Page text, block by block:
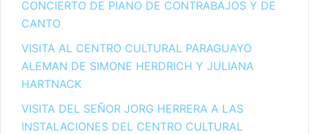
CONCIERTO DE PIANO DE CONTRABAJOS Y DE
CANTO
VISITA AL CENTRO CULTURAL PARAGUAYO
ALEMAN DE SIMONE HERDRICH Y JULIANA
HARTNACK
VISITA DEL SEÑOR JORG HERRERA A LAS
INSTALACIONES DEL CENTRO CULTURAL